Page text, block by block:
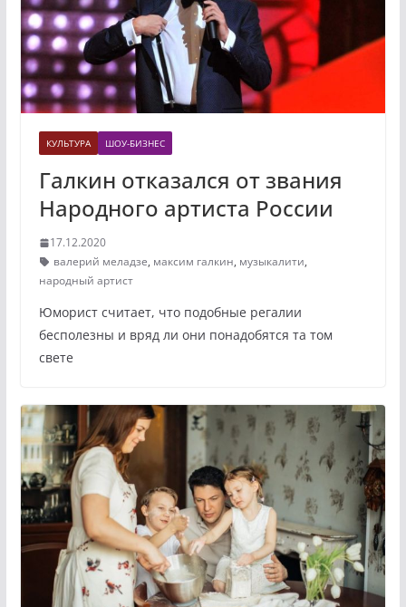
КУЛЬТУРА ШОУ-БИЗНЕС
Галкин отказался от звания
Народного артиста России
17.12.2020
валерий меладзе, максим галкин, музыкалити,
народный артист
Юморист считает, что подобные регалии
бесполезны и вряд ли они понадобятся та том
свете